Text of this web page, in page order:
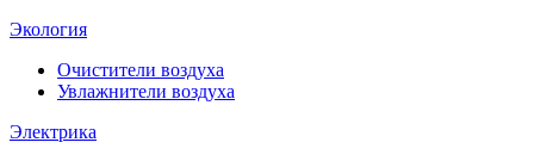
Экология
Очистители воздуха
Увлажнители воздуха
Электрика